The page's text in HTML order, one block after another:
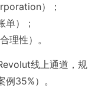
）；
）；
理性）。
线上通道，规
35%）。